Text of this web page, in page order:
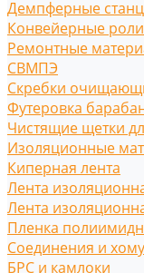
Демпферные
Конвейерные
Ремонтные
СВМПЭ
Скребки
Футеровка
Чистящие щетки
Изоляционные
Киперная лента
Лента
Лента
Пленка
Соединения и
БРС и камлоки